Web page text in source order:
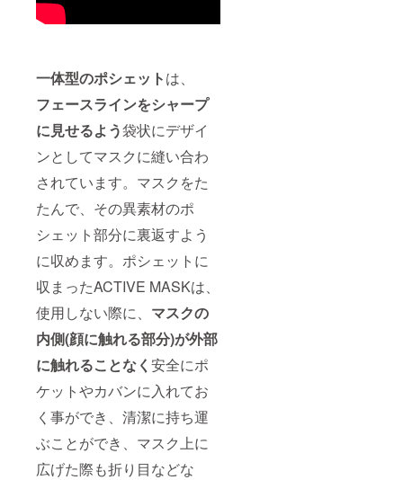
一体型のポシェットは、
フェースラインをシャープ
に見せるよう袋状にデザイ
ンとしてマスクに縫い合わ
されています。マスクをた
たんで、その異素材のポ
シェット部分に裏返すよう
に収めます。ポシェットに
収まったACTIVE MASKは、
使用しない際に、 マスクの
内側(顔に触れる部分)が外部
に触れることなく 安全にポ
ケットやカバンに入れてお
く事ができ、清潔に持ち運
ぶことができ、マスク上に
広げた際も折り目などな